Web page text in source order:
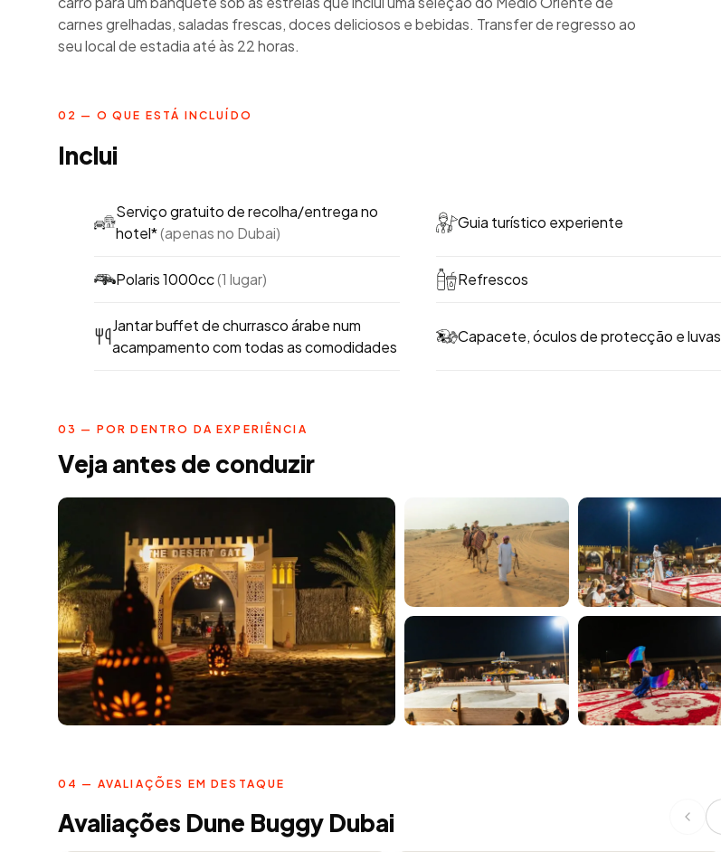
carnes grelhadas, saladas frescas, doces deliciosos e bebidas. Transfer de regresso ao
seu local de estadia até às 22 horas.
02 — O QUE ESTÁ INCLUÍDO
Inclui
Serviço gratuito de recolha/entrega no
hotel*(apenas no Dubai)
Guia turístico experiente
Polaris 1000cc(1 lugar) Refrescos
Jantar buffet de churrasco árabe num
acampamento com todas as comodidades
Capacete, óculos de protecção e luvas
03 — POR DENTRO DA EXPERIÊNCIA
Veja antes de conduzir
04 — AVALIAÇÕES EM DESTAQUE
Avaliações Dune Buggy Dubai